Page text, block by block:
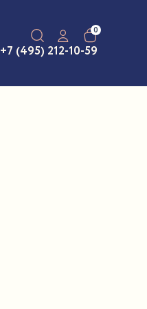
0
+7 (495) 212-10-59